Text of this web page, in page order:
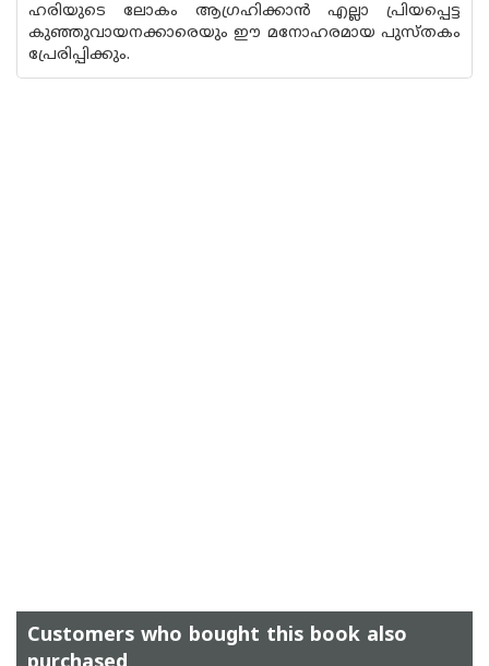
ഹരിയുടെ ലോകം ആഗ്രഹിക്കാൻ എല്ലാ പ്രിയപ്പെട്ട
കുഞ്ഞുവായനക്കാരെയും ഈ മനോഹരമായ പുസ്‌തകം
പ്രേരിപ്പിക്കും.
Customers who bought this book also